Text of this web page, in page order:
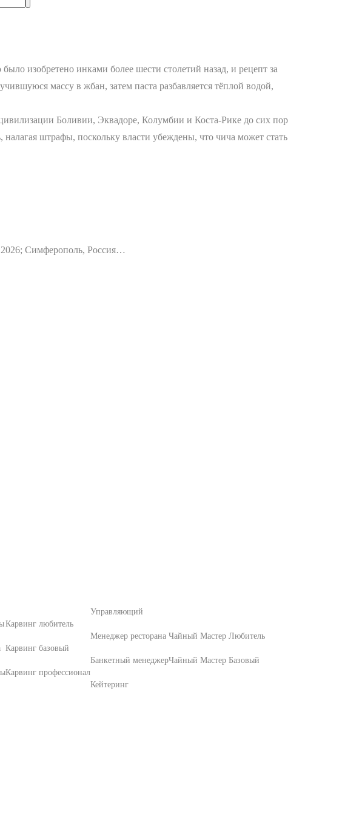
изобретено инками более шести столетий назад, и рецепт за
массу в жбан, затем паста разбавляется тёплой водой,
Боливии, Эквадоре, Колумбии и Коста-Рике до сих пор
штрафы, поскольку власти убеждены, что чича может стать
Симферополь, Россия…
Карвинг любитель
Карвинг базовый
Карвинг профессионал
Управляющий
Менеджер ресторана
Банкетный менеджер
Кейтеринг
Чайный Мастер Любитель
Чайный Мастер Базовый